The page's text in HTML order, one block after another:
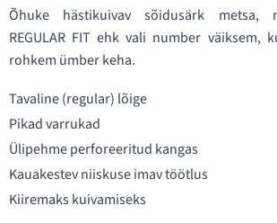
Õhuke hästikuivav sõidusärk metsa,
REGULAR FIT ehk vali number väiksem,
rohkem ümber keha.
Tavaline (regular) lõige
Pikad varrukad
Ülipehme perforeeritud kangas
Kauakestev niiskuse imav töötlus
Kiiremaks kuivamiseks